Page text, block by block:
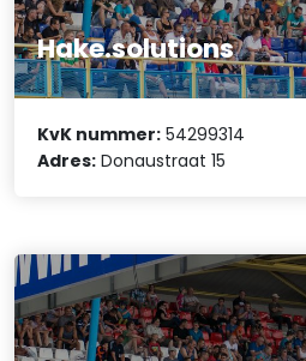
Hake.solutions
KvK nummer: 54299314
Adres: Donaustraat 15